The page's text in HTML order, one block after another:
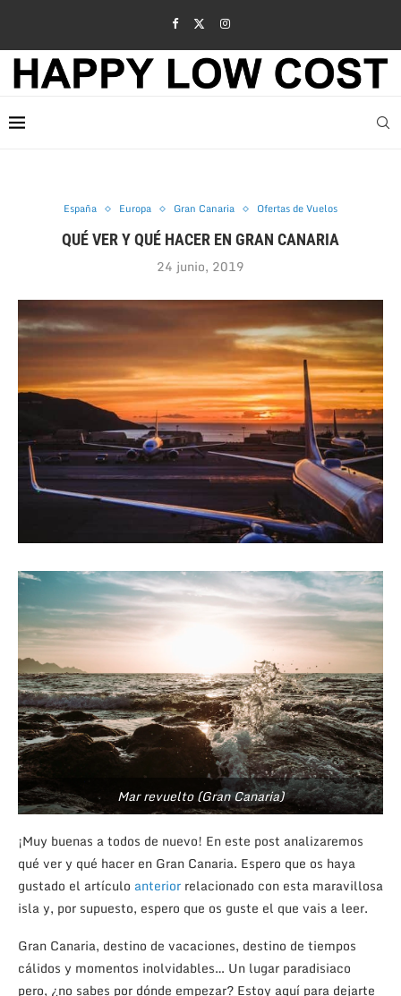
España Europa Gran Canaria Ofertas de Vuelos
QUÉ VER Y QUÉ HACER EN GRAN CANARIA
24 junio, 2019
Mar revuelto (Gran Canaria)
¡Muy buenas a todos de nuevo! En este post analizaremos
qué ver y qué hacer en Gran Canaria. Espero que os haya
gustado el artículo anterior relacionado con esta maravillosa
isla y, por supuesto, espero que os guste el que vais a leer.
Gran Canaria, destino de vacaciones, destino de tiempos
cálidos y momentos inolvidables… Un lugar paradisiaco
pero, ¿no sabes por dónde empezar? Estoy aquí para dejarte